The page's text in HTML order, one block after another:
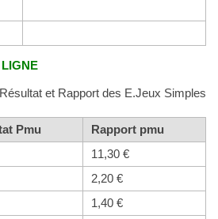
et Rapport des E.Jeux Simples
Pmu
Rapport pmu
11,30 €
2,20 €
1,40 €